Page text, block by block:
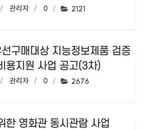
작성자:
관리자 댓글수:
0 조회수:
2121
구매대상 지능정보제품 검증
용지원 사업 공고(3차)
작성자:
관리자 댓글수:
0 조회수:
2676
한 영화관 동시관람 사업